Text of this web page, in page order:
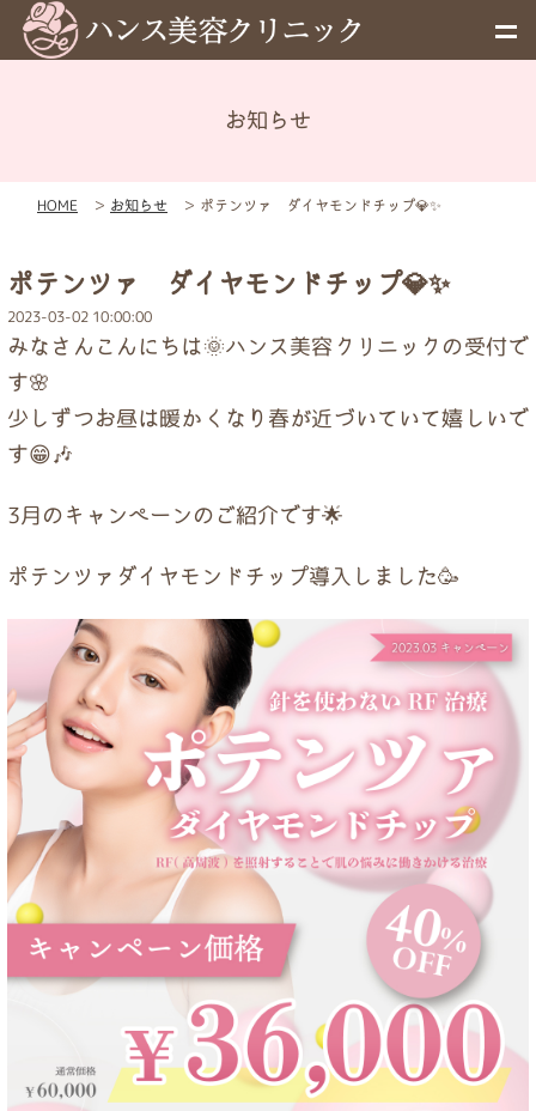
メニュー
予約
料金表
当院について
トップページ
お知らせ
HOME ＞ お知らせ ＞ ポテンツァ ダイヤモンドチップ💎✨
ポテンツァ ダイヤモンドチップ💎✨
2023-03-02 10:00:00
みなさんこんにちは🌞ハンス美容クリニックの受付で
す🌸
少しずつお昼は暖かくなり春が近づいていて嬉しいで
す😁🎶
3月のキャンペーンのご紹介です🌟
ポテンツァダイヤモンドチップ導入しました🥳